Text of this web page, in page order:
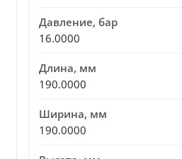
Давление, бар
16.0000
Длина, мм
190.0000
Ширина, мм
190.0000